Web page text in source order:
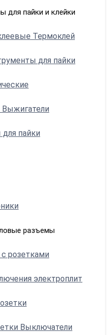
для пайки и клейки
Термоклей
для пайки
пайки
разъемы
розетками
электроплит
Выключатели